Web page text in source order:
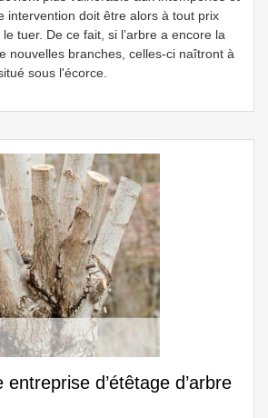
intervention doit être alors à tout prix
tuer. De ce fait, si l’arbre a encore la
nouvelles branches, celles-ci naîtront à
sous l'écorce.
d’étêtage d’arbre